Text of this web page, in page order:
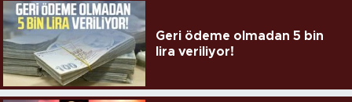
Geri ödeme olmadan 5 bin
lira veriliyor!